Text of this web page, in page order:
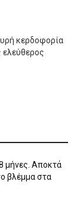
κερδοφορία
ελεύθερος
μήνες. Aποκτά
βλέμμα στα